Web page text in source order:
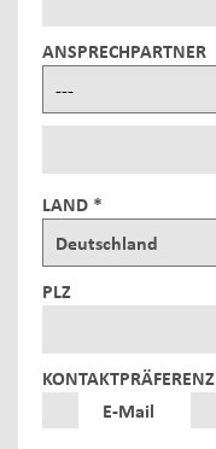
ANSPRECHPARTNER
LAND *
PLZ
KONTAKTPRÄFERENZ
E-Mail